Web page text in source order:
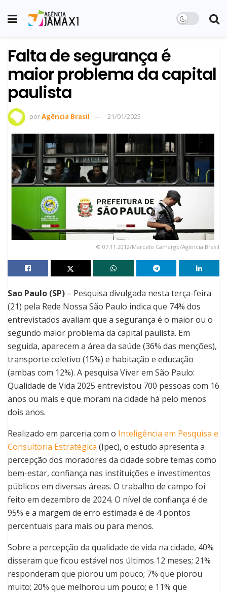
Falta de segurança é
maior problema da capital
paulista
porAgência Brasil 21/01/2025
© 07.11.2012/Marcelo Camargo/Agência Brasil
Sao Paulo (SP) – Pesquisa divulgada nesta terça-feira
(21) pela Rede Nossa São Paulo indica que 74% dos
entrevistados avaliam que a segurança é o maior ou o
segundo maior problema da capital paulista. Em
seguida, aparecem a área da saúde (36% das menções),
transporte coletivo (15%) e habitação e educação
(ambas com 12%). A pesquisa Viver em São Paulo:
Qualidade de Vida 2025 entrevistou 700 pessoas com 16
anos ou mais e que moram na cidade há pelo menos
dois anos.
Realizado em parceria com o Inteligência em Pesquisa e
Consultoria Estratégica (Ipec), o estudo apresenta a
percepção dos moradores da cidade sobre temas como
bem-estar, confiança nas instituições e investimentos
públicos em diversas áreas. O trabalho de campo foi
feito em dezembro de 2024. O nível de confiança é de
95% e a margem de erro estimada é de 4 pontos
percentuais para mais ou para menos.
Sobre a percepção da qualidade de vida na cidade, 40%
disseram que ficou estável nos últimos 12 meses; 21%
responderam que piorou um pouco; 7% que piorou
muito; 20% que melhorou um pouco; e 11% que